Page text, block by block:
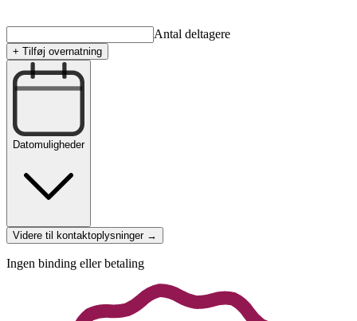
Antal deltagere
+ Tilføj overnatning
Datomuligheder
Videre til kontaktoplysninger →
Ingen binding eller betaling